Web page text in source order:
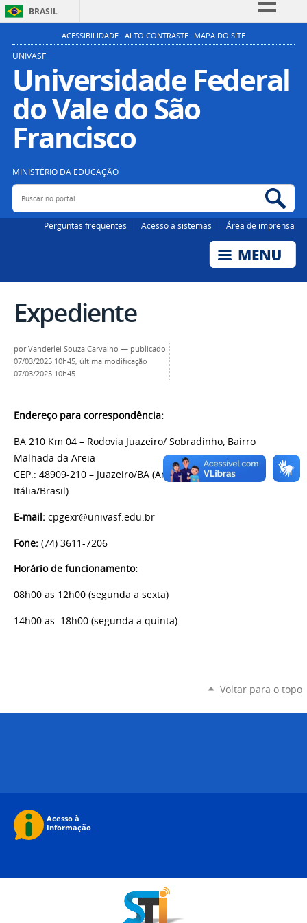
BRASIL
Simplifique!
Participe
Acesso à informação
Legislação
ACESSIBILIDADE ALTO CONTRASTE MAPA DO SITE
UNIVASF
Universidade Federal
do Vale do São
Francisco
MINISTÉRIO DA EDUCAÇÃO
Buscar no portal
Perguntas frequentes Acesso a sistemas Área de imprensa
Expediente
porVanderlei Souza Carvalho — publicado
07/03/2025 10h45, última modificação
07/03/2025 10h45
Endereço para correspondência:
BA 210 Km 04 – Rodovia Juazeiro/ Sobradinho, Bairro
Malhada da Areia
CEP.: 48909-210 – Juazeiro/BA (Antigo Centro Esportivo
Itália/Brasil)
E-mail: cpgexr@univasf.edu.br
Fone: (74) 3611-7206
Horário de funcionamento:
08h00 as 12h00 (segunda a sexta)
14h00 as 18h00 (segunda a quinta)
Voltar para o topo